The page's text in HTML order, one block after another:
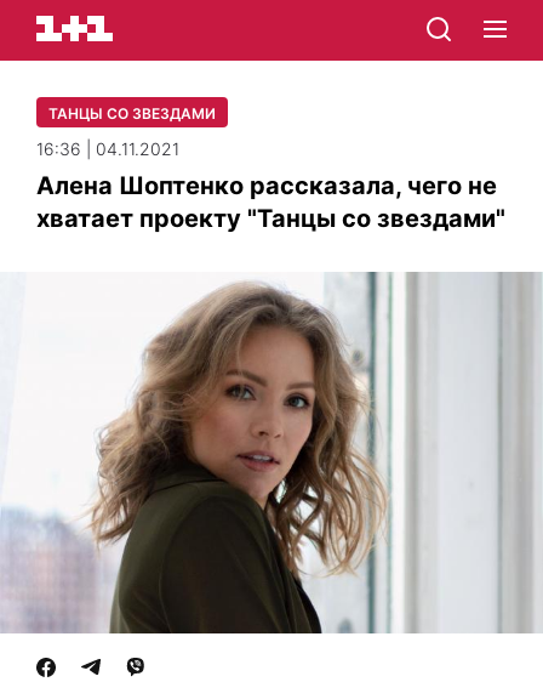
ТАНЦЫ СО ЗВЕЗДАМИ
16:36 | 04.11.2021
Алена Шоптенко рассказала, чего не
хватает проекту "Танцы со звездами"